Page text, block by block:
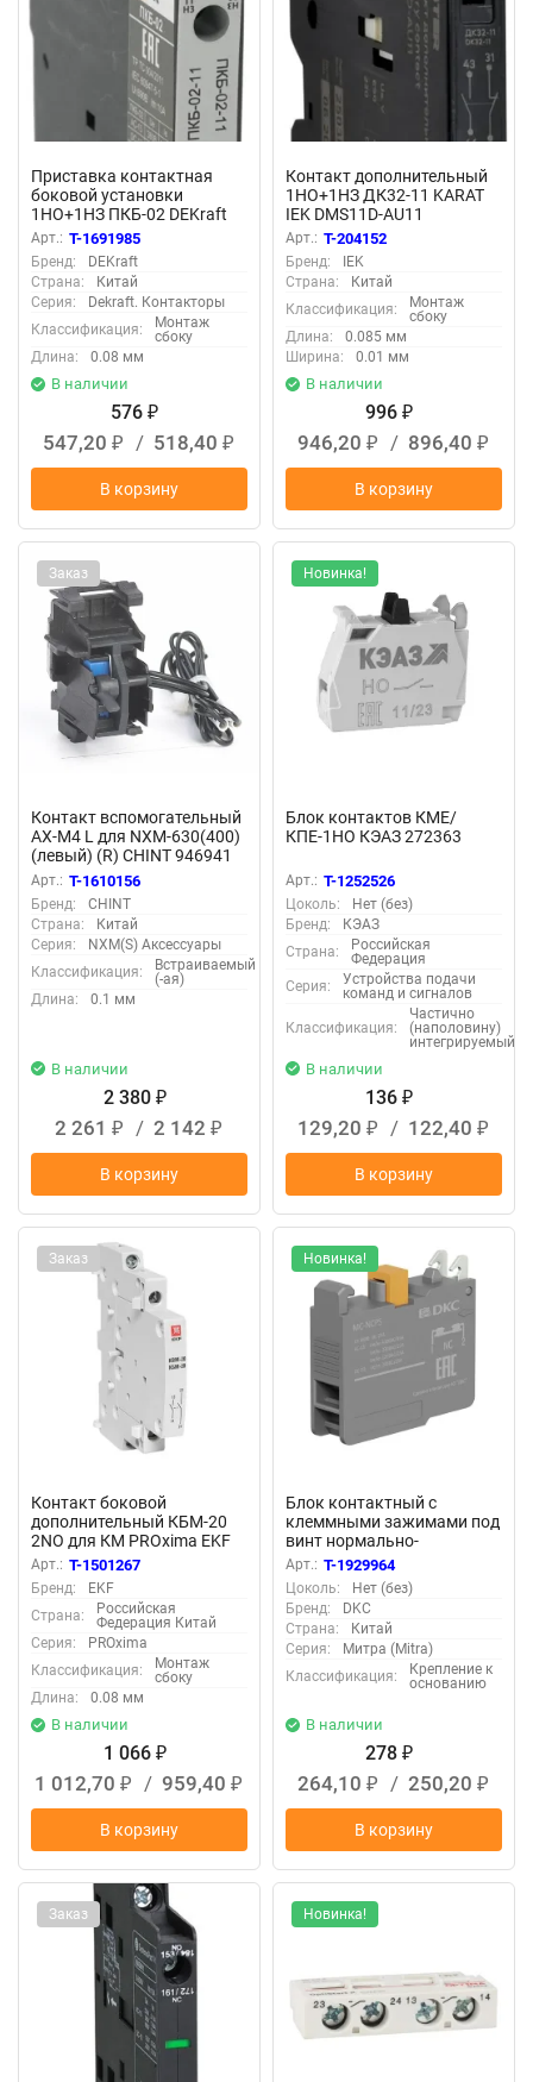
Приставка контактная
боковой установки
1НО+1НЗ ПКБ-02 DEKraft
22178DEK
Арт.: T-1691985
Бренд:
DEKraft
Страна:
Китай
Серия:
Dekraft. Контакторы
Классификация:
Монтаж
сбоку
Длина:
0.08 мм
В наличии
576 ₽
547,20 ₽ / 518,40 ₽
В корзину
Контакт дополнительный
1НО+1НЗ ДК32-11 KARAT
IEK DMS11D-AU11
Арт.: T-204152
Бренд:
IEK
Страна:
Китай
Классификация:
Монтаж
сбоку
Длина:
0.085 мм
Ширина:
0.01 мм
В наличии
996 ₽
946,20 ₽ / 896,40 ₽
В корзину
Заказ
Контакт вспомогательный
AX-M4 L для NXM-630(400)
(левый) (R) CHINT 946941
Арт.: T-1610156
Бренд:
CHINT
Страна:
Китай
Серия:
NXM(S) Аксессуары
Классификация:
Встраиваемый
(-ая)
Длина:
0.1 мм
В наличии
2 380 ₽
2 261 ₽ / 2 142 ₽
В корзину
Новинка!
Блок контактов КМЕ/
КПЕ-1НО КЭАЗ 272363
Арт.: T-1252526
Цоколь:
Нет (без)
Бренд:
КЭАЗ
Страна:
Российская
Федерация
Серия:
Устройства подачи
команд и сигналов
Классификация:
Частично
(наполовину)
интегрируемый
В наличии
136 ₽
129,20 ₽ / 122,40 ₽
В корзину
Заказ
Контакт боковой
дополнительный КБМ-20
2NO для КМ PROxima EKF
km-cs-20
Арт.: T-1501267
Бренд:
EKF
Страна:
Российская
Федерация Китай
Серия:
PROxima
Классификация:
Монтаж
сбоку
Длина:
0.08 мм
В наличии
1 066 ₽
1 012,70 ₽ / 959,40 ₽
В корзину
Новинка!
Блок контактный с
клеммными зажимами под
винт нормально-
замкнутый DKC MC-NCPS
Арт.: T-1929964
Цоколь:
Нет (без)
Бренд:
DKC
Страна:
Китай
Серия:
Митра (Mitra)
Классификация:
Крепление к
основанию
В наличии
278 ₽
264,10 ₽ / 250,20 ₽
В корзину
Заказ Новинка!